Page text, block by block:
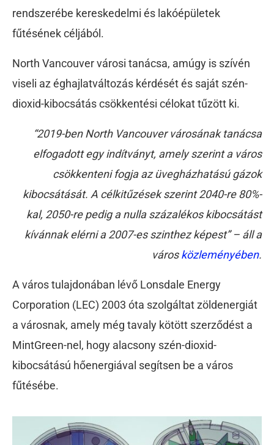
rendszerébe kereskedelmi és lakóépületek
fűtésének céljából.
North Vancouver városi tanácsa, amúgy is szívén
viseli az éghajlatváltozás kérdését és saját szén-
dioxid-kibocsátás csökkentési célokat tűzött ki.
“2019-ben North Vancouver városának tanácsa
elfogadott egy indítványt, amely szerint a város
csökkenteni fogja az üvegházhatású gázok
kibocsátását. A célkitűzések szerint 2040-re 80%-
kal, 2050-re pedig a nulla százalékos kibocsátást
kívánnak elérni a 2007-es szinthez képest” – áll a
városközleményében.
A város tulajdonában lévő Lonsdale Energy
Corporation (LEC) 2003 óta szolgáltat zöldenergiát
a városnak, amely még tavaly kötött szerződést a
MintGreen-nel, hogy alacsony szén-dioxid-
kibocsátású hőenergiával segítsen be a város
fűtésébe.